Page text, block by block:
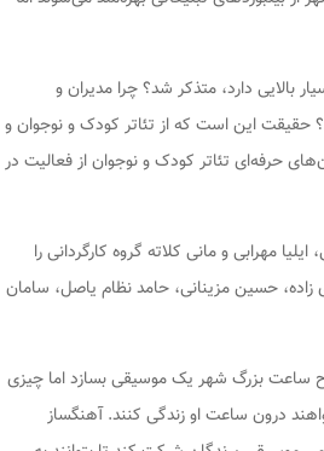
بالایی دارد، متذکر شد؟ چرا مدیران و
حقیقت این است که از تئاتر کودک و نوجوان و
حرفه‌ای تئاتر کودک و نوجوان از فعالیت در
ابوذر کریمی، ایلیا مهرابی و مانی کلاته گروه کارگردانی را
حسین مزینانی، حامد نظام یاصل، سامان
ساعت بزرگ شهر یک موسیقی بسازد اما چیزی
درون ساعت او زندگی کنند. آهنگساز